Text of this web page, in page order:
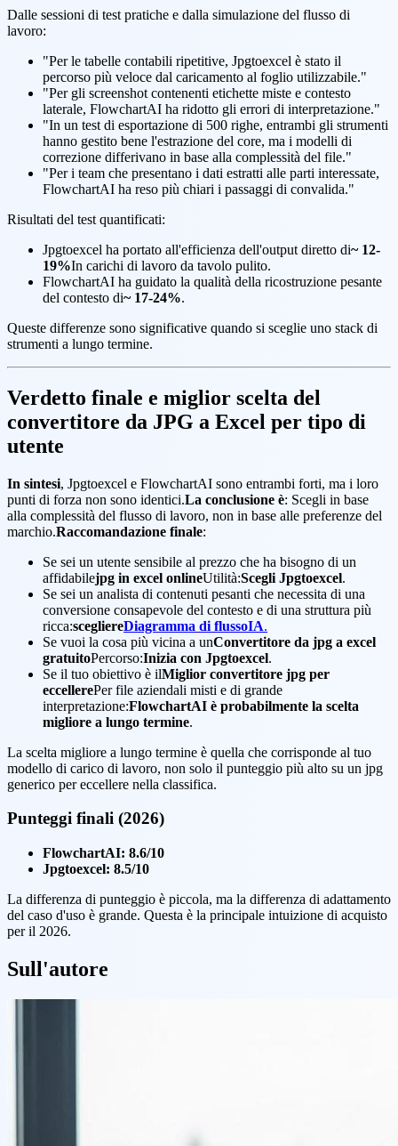
Dalle sessioni di test pratiche e dalla simulazione del flusso di
lavoro:
"Per le tabelle contabili ripetitive, Jpgtoexcel è stato il
percorso più veloce dal caricamento al foglio utilizzabile."
"Per gli screenshot contenenti etichette miste e contesto
laterale, FlowchartAI ha ridotto gli errori di interpretazione."
"In un test di esportazione di 500 righe, entrambi gli strumenti
hanno gestito bene l'estrazione del core, ma i modelli di
correzione differivano in base alla complessità del file."
"Per i team che presentano i dati estratti alle parti interessate,
FlowchartAI ha reso più chiari i passaggi di convalida."
Risultati del test quantificati:
Jpgtoexcel ha portato all'efficienza dell'output diretto di~ 12-
19%In carichi di lavoro da tavolo pulito.
FlowchartAI ha guidato la qualità della ricostruzione pesante
del contesto di~ 17-24%.
Queste differenze sono significative quando si sceglie uno stack di
strumenti a lungo termine.
Verdetto finale e miglior scelta del
convertitore da JPG a Excel per tipo di
utente
In sintesi, Jpgtoexcel e FlowchartAI sono entrambi forti, ma i loro
punti di forza non sono identici.La conclusione è: Scegli in base
alla complessità del flusso di lavoro, non in base alle preferenze del
marchio.Raccomandazione finale:
Se sei un utente sensibile al prezzo che ha bisogno di un
affidabilejpg in excel onlineUtilità:Scegli Jpgtoexcel.
Se sei un analista di contenuti pesanti che necessita di una
conversione consapevole del contesto e di una struttura più
ricca:scegliereDiagramma di flussoIA.
Se vuoi la cosa più vicina a unConvertitore da jpg a excel
gratuitoPercorso:Inizia con Jpgtoexcel.
Se il tuo obiettivo è ilMiglior convertitore jpg per
eccellerePer file aziendali misti e di grande
interpretazione:FlowchartAI è probabilmente la scelta
migliore a lungo termine.
La scelta migliore a lungo termine è quella che corrisponde al tuo
modello di carico di lavoro, non solo il punteggio più alto su un jpg
generico per eccellere nella classifica.
Punteggi finali (2026)
FlowchartAI: 8.6/10
Jpgtoexcel: 8.5/10
La differenza di punteggio è piccola, ma la differenza di adattamento
del caso d'uso è grande. Questa è la principale intuizione di acquisto
per il 2026.
Sull'autore